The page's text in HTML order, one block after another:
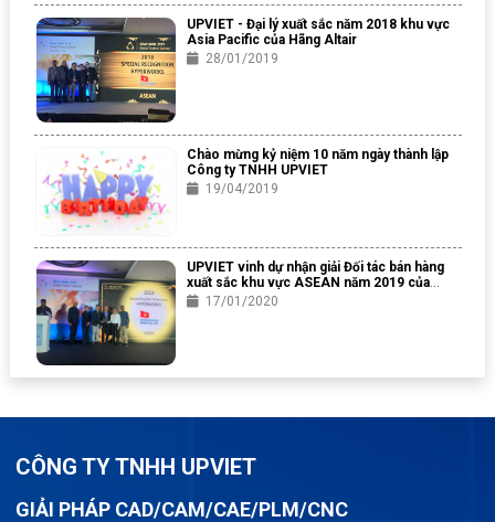
UPVIET - Đại lý xuất sắc năm 2018 khu vực
Asia Pacific của Hãng Altair
28/01/2019
Chào mừng kỷ niệm 10 năm ngày thành lập
Công ty TNHH UPVIET
19/04/2019
UPVIET vinh dự nhận giải Đối tác bán hàng
xuất sắc khu vực ASEAN năm 2019 của
Altair Engineering
17/01/2020
CÔNG TY TNHH UPVIET
GIẢI PHÁP CAD/CAM/CAE/PLM/CNC